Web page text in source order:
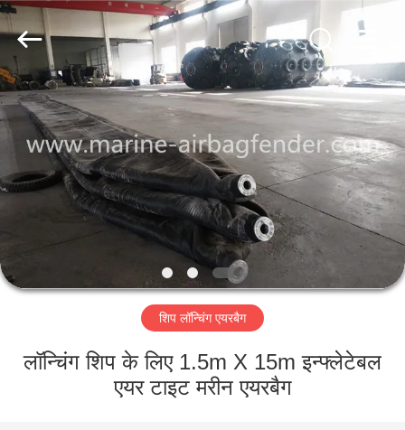
घर
उत्पाद
बारे
में
का
Marine
Airbag
and
Fender
Ltd.
All
Rights
Reserved.
शिप लॉन्चिंग एयरबैग
लॉन्चिंग शिप के लिए 1.5m X 15m इन्फ्लेटेबल
एयर टाइट मरीन एयरबैग